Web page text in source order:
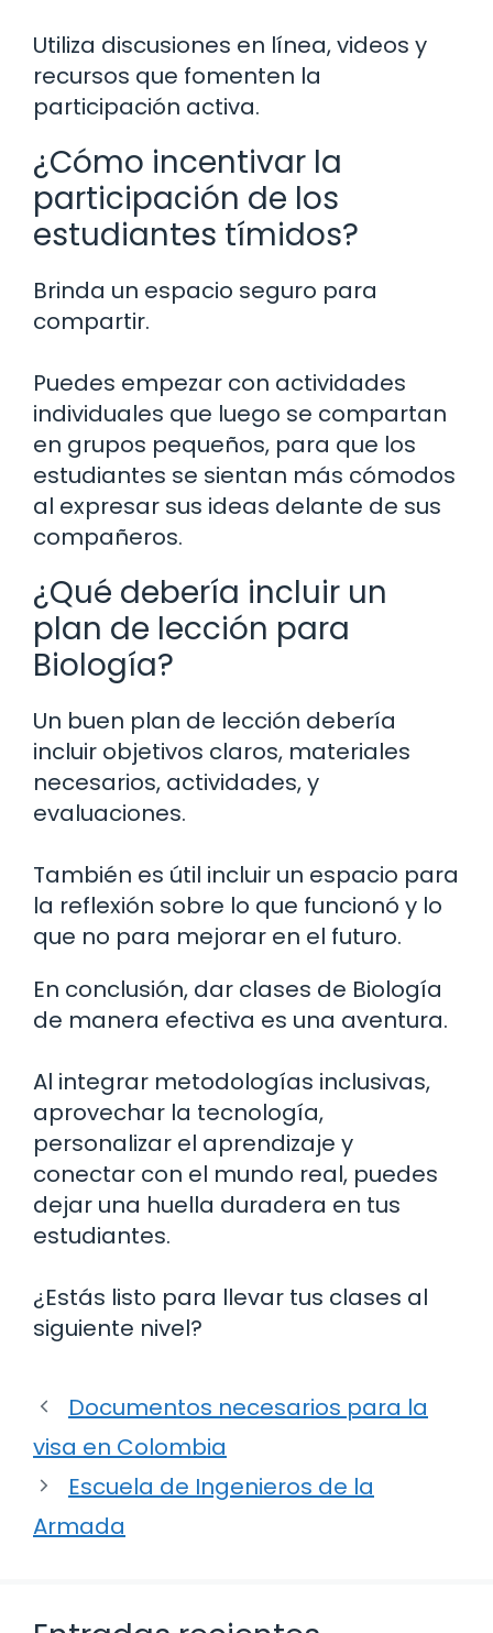
Utiliza discusiones en línea, videos y
recursos que fomenten la
participación activa.
¿Cómo incentivar la
participación de los
estudiantes tímidos?
Brinda un espacio seguro para
compartir.
Puedes empezar con actividades
individuales que luego se compartan
en grupos pequeños, para que los
estudiantes se sientan más cómodos
al expresar sus ideas delante de sus
compañeros.
¿Qué debería incluir un
plan de lección para
Biología?
Un buen plan de lección debería
incluir objetivos claros, materiales
necesarios, actividades, y
evaluaciones.
También es útil incluir un espacio para
la reflexión sobre lo que funcionó y lo
que no para mejorar en el futuro.
En conclusión, dar clases de Biología
de manera efectiva es una aventura.
Al integrar metodologías inclusivas,
aprovechar la tecnología,
personalizar el aprendizaje y
conectar con el mundo real, puedes
dejar una huella duradera en tus
estudiantes.
¿Estás listo para llevar tus clases al
siguiente nivel?
Documentos necesarios para la
visa en Colombia
Escuela de Ingenieros de la
Armada